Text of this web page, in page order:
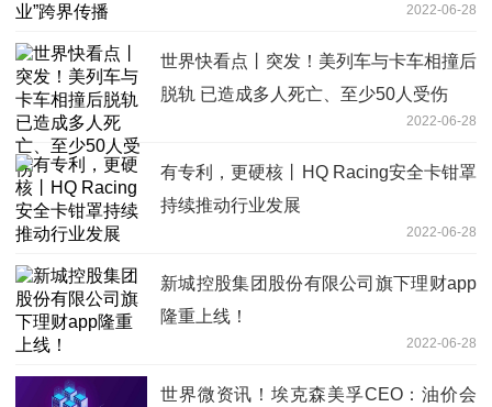
2022-06-28
世界快看点丨突发！美列车与卡车相撞后
脱轨 已造成多人死亡、至少50人受伤
2022-06-28
有专利，更硬核丨HQ Racing安全卡钳罩
持续推动行业发展
2022-06-28
新城控股集团股份有限公司旗下理财app
隆重上线！
2022-06-28
世界微资讯！埃克森美孚CEO：油价会